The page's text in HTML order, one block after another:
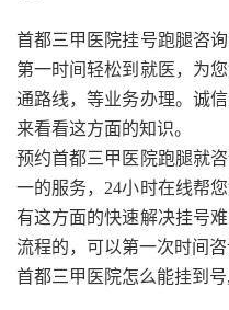
首都三甲医院挂号跑腿咨
第一时间轻松到就医，为
通路线，等业务办理。诚
来看看这方面的知识。
预约首都三甲医院跑腿就
一的服务，24小时在线帮
有这方面的快速解决挂号
流程的，可以第一次时间咨
首都三甲医院怎么能挂到号,